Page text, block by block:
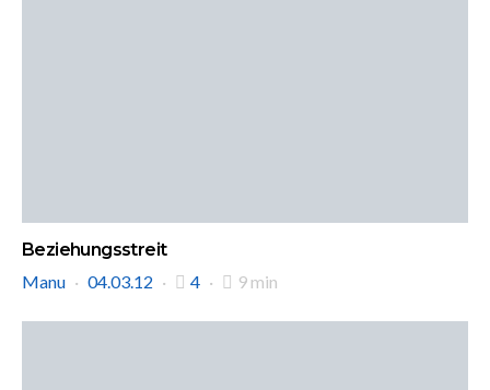
Beziehungsstreit
Manu
04.03.12 4 9 min